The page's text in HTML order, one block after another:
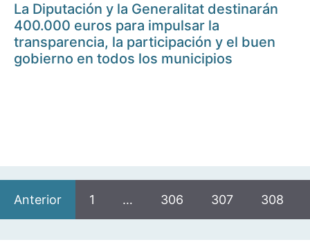
La Diputación y la Generalitat destinarán
400.000 euros para impulsar la
transparencia, la participación y el buen
gobierno en todos los municipios
Anterior 1 … 306 307 308